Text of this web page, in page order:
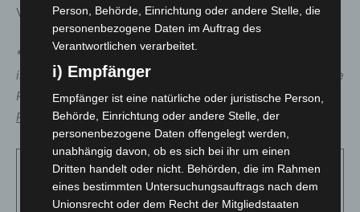
Verteilung nach Kommunen:
*
Die Inzidenzwerte der einzelnen Kommunen spielen für
in der Corona-Verordnung aufgeführte Regelungen keine
Rolle. Hierfür ist allein der Inzidenzwertder gesamten
Region Hannovervon Bedeutung.
Kommune
Aktuelle
Fallzahl
Fallzahl
Gesamt
seit
7-Tage-
Inzidenz
Person, Behörde, Einrichtung oder andere Stelle, die
personenbezogene Daten im Auftrag des
Verantwortlichen verarbeitet.
i) Empfänger
Empfänger ist eine natürliche oder juristische Person,
Behörde, Einrichtung oder andere Stelle, der
personenbezogene Daten offengelegt werden,
unabhängig davon, ob es sich bei ihr um einen
Dritten handelt oder nicht. Behörden, die im Rahmen
eines bestimmten Untersuchungsauftrags nach dem
Unionsrecht oder dem Recht der Mitgliedstaaten